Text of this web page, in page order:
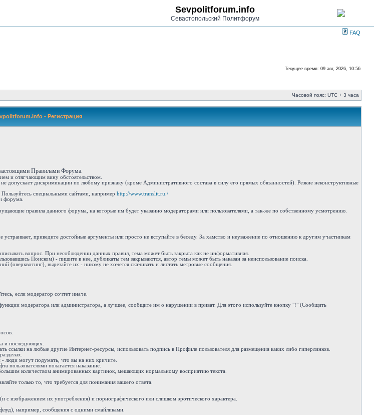
Sevpolitforum.info
Севастопольский Политфорум
FAQ
Текущее время: 09 авг, 2026, 10:56
Часовой пояс: UTC + 3 часа
- Регистрация
настоящими Правилами Форума.
и отягчающим вину обстоятельством.
дискриминации по любому признаку (кроме Административного состава в силу его прямых обязанностей). Резкие неконструктивные
Пользуйтесь специальными сайтами, например http://www.translit.ru./
форума.
правила данного форума, на которые им будет указанно модераторами или пользователями, а так-же по собственному усмотрению.
приведите достойные аргументы или просто не вступайте в беседу. За хамство и неуважение по отношению к другим участникам
вопрос. При несоблюдении данных правил, тема может быть закрыта как не информативная.
Поиском) - пишите в нее, дубликаты тем закрываются, автор темы может быть наказан за неиспользование поиска.
(оверквотинг), вырезайте их - никому не хочется скачивать и листать метровые сообщения.
если модератор сочтет иначе.
модератора или администратора, а лучшее, сообщите им о нарушении в приват. Для этого используйте кнопку "!" (Сообщить
и последующих.
на любые другие Интернет-ресурсы, использовать подпись в Профиле пользователя для размещения каких либо гиперлинков.
люди могут подумать, что вы на них кричите.
пользователями полагается наказание.
количеством анимированных картинок, мешающих нормальному восприятию текста.
только то, что требуется для понимания вашего ответа.
с изображением их употребления) и порнографического или слишком эротического характера.
например, сообщения с одними смайликами.